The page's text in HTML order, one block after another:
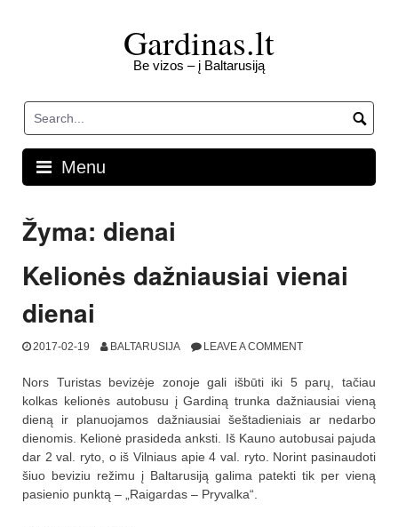
Gardinas.lt
Be vizos – į Baltarusiją
Menu
Žyma: dienai
Kelionės dažniausiai vienai
dienai
2017-02-19 BALTARUSIJA LEAVE A COMMENT
Nors Turistas bevizėje zonoje gali išbūti iki 5 parų, tačiau
kolkas kelionės autobusu į Gardiną trunka dažniausiai vieną
dieną ir planuojamos dažniausiai šeštadieniais ar nedarbo
dienomis. Kelionė prasideda anksti. Iš Kauno autobusai pajuda
dar 2 val. ryto, o iš Vilniaus apie 4 val. ryto. Norint pasinaudoti
šiuo beviziu režimu į Baltarusiją galima patekti tik per vieną
pasienio punktą – „Raigardas – Pryvalka“.